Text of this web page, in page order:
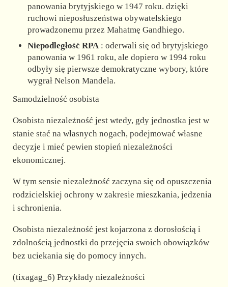
panowania brytyjskiego w 1947 roku. dzięki
ruchowi nieposłuszeństwa obywatelskiego
prowadzonemu przez Mahatmę Gandhiego.
Niepodległość RPA : oderwali się od brytyjskiego
panowania w 1961 roku, ale dopiero w 1994 roku
odbyły się pierwsze demokratyczne wybory, które
wygrał Nelson Mandela.
Samodzielność osobista
Osobista niezależność jest wtedy, gdy jednostka jest w
stanie stać na własnych nogach, podejmować własne
decyzje i mieć pewien stopień niezależności
ekonomicznej.
W tym sensie niezależność zaczyna się od opuszczenia
rodzicielskiej ochrony w zakresie mieszkania, jedzenia
i schronienia.
Osobista niezależność jest kojarzona z dorosłością i
zdolnością jednostki do przejęcia swoich obowiązków
bez uciekania się do pomocy innych.
(tixagag_6) Przykłady niezależności